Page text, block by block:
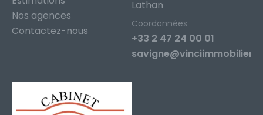
Nos agences
Contactez-nous
Lathan
Coordonnées
+33 2 47 24 00 01
savigne@vinciimmobilier.fr